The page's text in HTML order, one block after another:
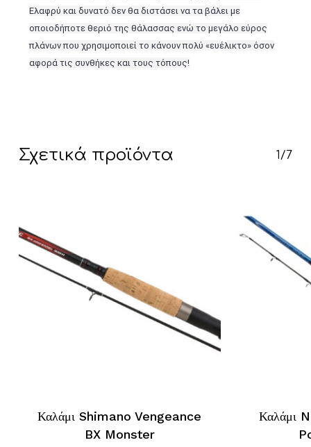
Κανένα προϊόν στο καλάθι σας.
Ελαφρύ και δυνατό δεν θα διστάσει να τα βάλει με
οποιοδήποτε θεριό της θάλασσας ενώ το μεγάλο εύρος
πλάνων που χρησιμοποιεί το κάνουν πολύ «ευέλικτο» όσον
αφορά τις συνθήκες και τους τόπους!
Σχετικά προϊόντα 1/7
Καλάμι Shimano Vengeance
BX Monster
Καλάμι